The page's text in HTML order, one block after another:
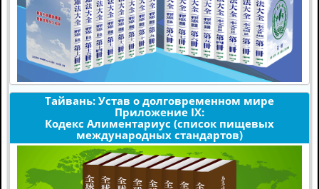
Тайвань: Устав о долговременном мире
Приложение IX:
Кодекс Алиментариус (список пищевых
международных стандартов)